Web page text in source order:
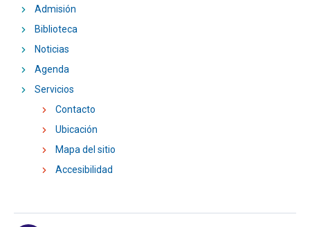
Admisión
Biblioteca
Noticias
Agenda
Servicios
Contacto
Ubicación
Mapa del sitio
Accesibilidad